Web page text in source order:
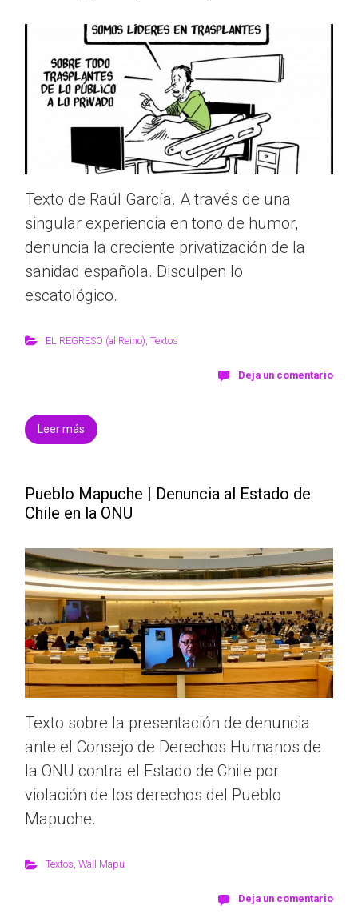
Texto de Raúl García. A través de una
singular experiencia en tono de humor,
denuncia la creciente privatización de la
sanidad española. Disculpen lo
escatológico.
EL REGRESO (al Reino) Textos
Deja un comentario
Leer más
Pueblo Mapuche | Denuncia al Estado de
Chile en la ONU
Texto sobre la presentación de denuncia
ante el Consejo de Derechos Humanos de
la ONU contra el Estado de Chile por
violación de los derechos del Pueblo
Mapuche.
Textos Wall Mapu
Deja un comentario